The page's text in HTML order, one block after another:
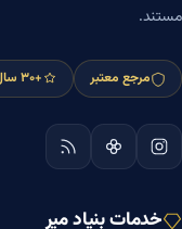
مستند.
مرجع معتبر +۳۰ سال تجربه
خدمات بنیاد میر